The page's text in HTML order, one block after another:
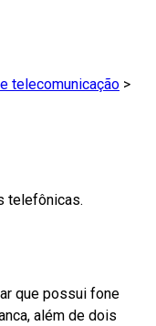
telecomunicação >
telefônicas.
que possui fone
além de dois